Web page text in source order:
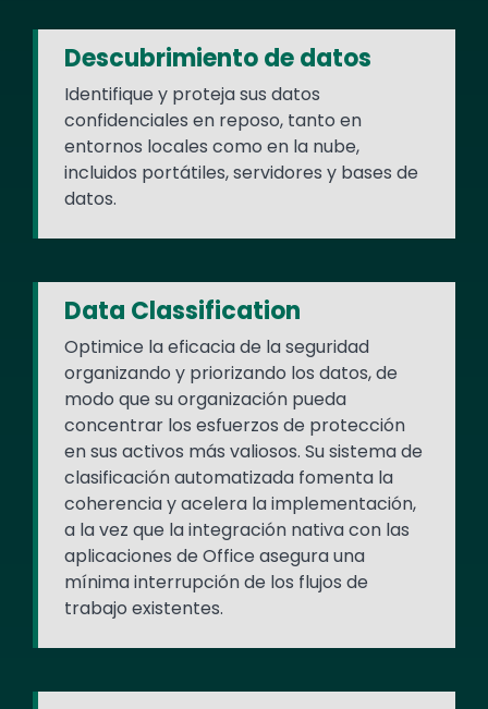
Descubrimiento de datos
Identifique y proteja sus datos
confidenciales en reposo, tanto en
entornos locales como en la nube,
incluidos portátiles, servidores y bases de
datos.
Data Classification
Optimice la eficacia de la seguridad
organizando y priorizando los datos, de
modo que su organización pueda
concentrar los esfuerzos de protección
en sus activos más valiosos. Su sistema de
clasificación automatizada fomenta la
coherencia y acelera la implementación,
a la vez que la integración nativa con las
aplicaciones de Office asegura una
mínima interrupción de los flujos de
trabajo existentes.